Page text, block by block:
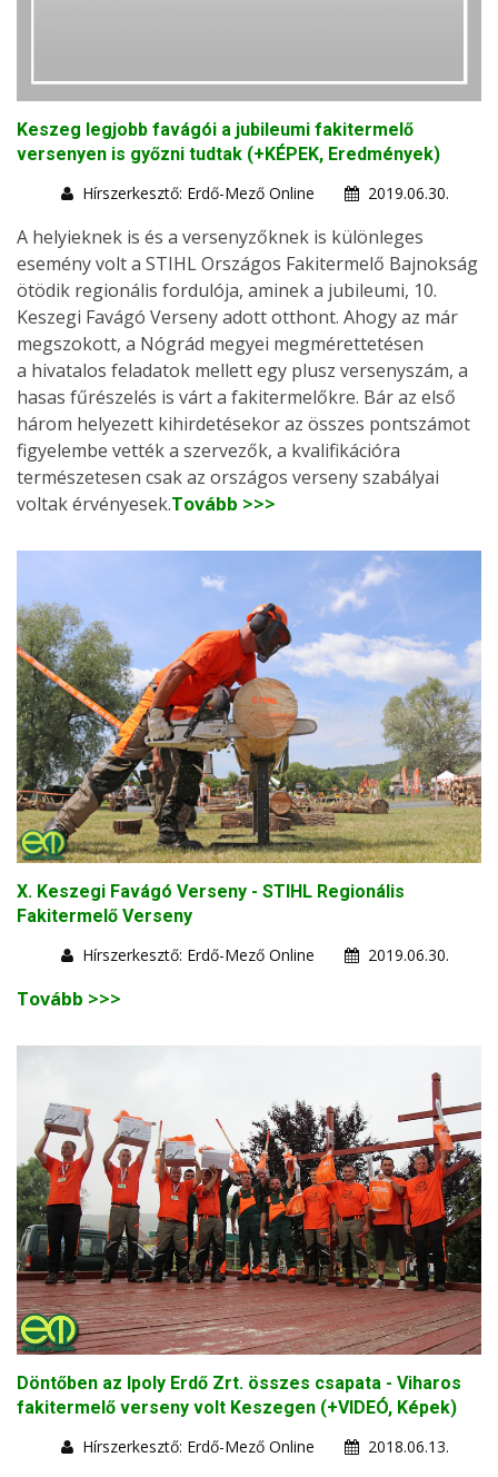
Keszeg legjobb favágói a jubileumi fakitermelő
versenyen is győzni tudtak (+KÉPEK, Eredmények)
Hírszerkesztő: Erdő-Mező Online
2019.06.30.
A helyieknek is és a versenyzőknek is különleges
esemény volt a STIHL Országos Fakitermelő Bajnokság
ötödik regionális fordulója, aminek a jubileumi, 10.
Keszegi Favágó Verseny adott otthont. Ahogy az már
megszokott, a Nógrád megyei megmérettetésen
a hivatalos feladatok mellett egy plusz versenyszám, a
hasas fűrészelés is várt a fakitermelőkre. Bár az első
három helyezett kihirdetésekor az összes pontszámot
figyelembe vették a szervezők, a kvalifikációra
természetesen csak az országos verseny szabályai
voltak érvényesek.Tovább >>>
X. Keszegi Favágó Verseny - STIHL Regionális
Fakitermelő Verseny
Hírszerkesztő: Erdő-Mező Online
2019.06.30.
Tovább >>>
Döntőben az Ipoly Erdő Zrt. összes csapata - Viharos
fakitermelő verseny volt Keszegen (+VIDEÓ, Képek)
Hírszerkesztő: Erdő-Mező Online
2018.06.13.